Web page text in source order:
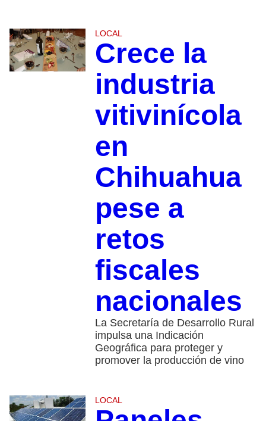
LOCAL
Crece la
industria
vitivinícola
en
Chihuahua
pese a
retos
fiscales
nacionales
La Secretaría de Desarrollo Rural
impulsa una Indicación
Geográfica para proteger y
promover la producción de vino
LOCAL